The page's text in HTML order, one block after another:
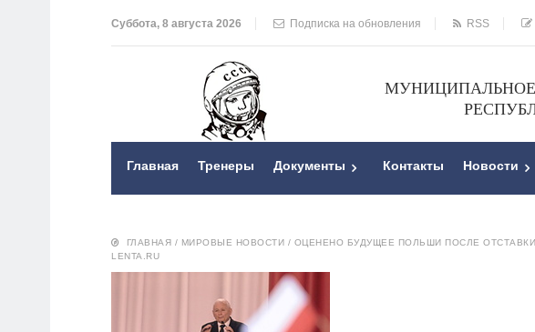
Суббота, 8 августа 2026 Подписка на обновления RSS
МУНИЦИПАЛЬНОЕ
Главная Тренеры Документы Контакты Новости
ГЛАВНАЯ / МИРОВЫЕ НОВОСТИ / ОЦЕНЕНО БУДУЩЕЕ ПОЛЬШИ ПОСЛЕ
LENTA.RU